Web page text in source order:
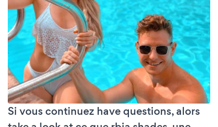
Si vous continuez have questions, alors